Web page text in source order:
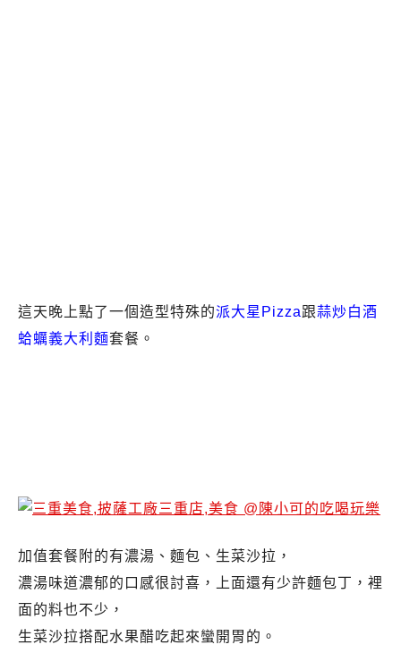
這天晚上點了一個造型特殊的派大星Pizza跟蒜炒白酒
蛤蠣義大利麵套餐。
加值套餐附的有濃湯、麵包、生菜沙拉，
濃湯味道濃郁的口感很討喜，上面還有少許麵包丁，裡
面的料也不少，
生菜沙拉搭配水果醋吃起來蠻開胃的。